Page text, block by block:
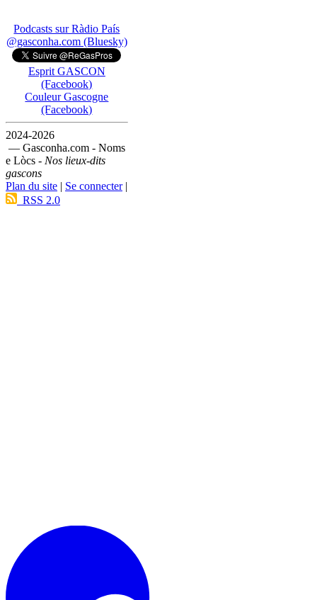
Podcasts sur Ràdio País
@gasconha.com (Bluesky)
Esprit GASCON
(Facebook)
Couleur Gascogne
(Facebook)
2024-2026
— Gasconha.com - Noms
e Lòcs - Nos lieux-dits
gascons
Plan du site | Se connecter|
RSS 2.0